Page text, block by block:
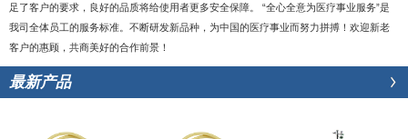
足了客户的要求，良好的品质将给使用者更多安全保障。 “全心全意为医疗事业服务”是
我司全体员工的服务标准。不断研发新品种，为中国的医疗事业而努力拼搏！欢迎新老
客户的惠顾，共商美好的合作前景！
最新产品